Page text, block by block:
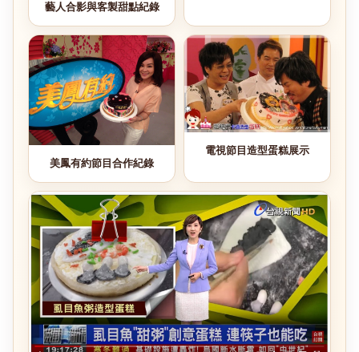
藝人合影與客製甜點紀錄
美鳳有約節目合作紀錄
電視節目造型蛋糕展示